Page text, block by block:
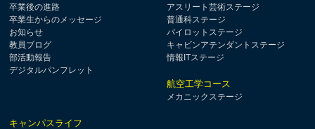
卒業後の進路
卒業生からのメッセージ
お知らせ
教員ブログ
部活動報告
デジタルパンフレット
アスリート芸術ステージ
普通科ステージ
パイロットステージ
キャビンアテンダントステージ
情報ITステージ
航空工学コース
メカニックステージ
キャンパスライフ